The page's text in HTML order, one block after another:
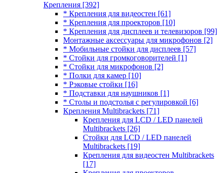
Крепления [392]
* Крепления для видеостен [61]
* Крепления для проекторов [10]
* Крепления для дисплеев и телевизоров [99]
Монтажные аксессуары для микрофонов [2]
* Мобильные стойки для дисплеев [57]
* Стойки для громкоговорителей [1]
* Стойки для микрофонов [2]
* Полки для камер [10]
* Рэковые стойки [16]
* Подставки для наушников [1]
* Столы и подстолья с регулировкой [6]
Крепления Multibrackets [71]
Крепления для LCD / LED панелей
Multibrackets [26]
Стойки для LCD / LED панелей
Multibrackets [19]
Крепления для видеостен Multibrackets
[17]